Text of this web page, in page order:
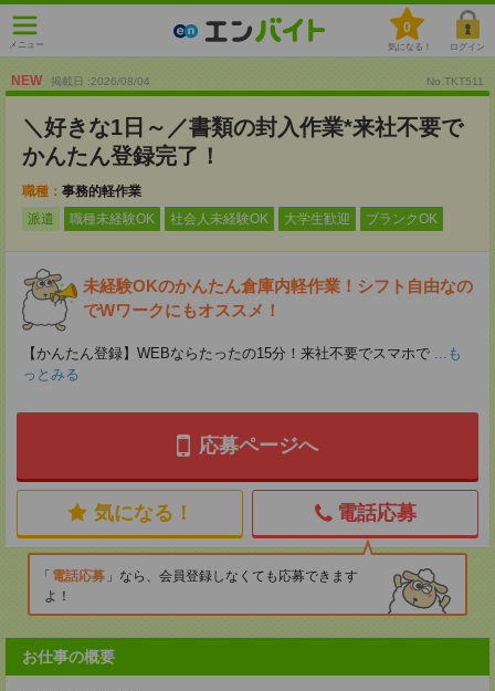
メニュー
0
気になる！ ログイン
NEW 掲載日 :2026/08/04 No.TKT511
＼好きな1日～／書類の封入作業*来社不要で
かんたん登録完了！
職種： 事務的軽作業
派遣
職種未経験OK 社会人未経験OK 大学生歓迎 ブランクOK
未経験OKのかんたん倉庫内軽作業！シフト自由なの
でWワークにもオススメ！
【かんたん登録】WEBならたったの15分！来社不要でスマホで ...も
っとみる
応募ページへ
気になる！ 電話応募
電話応募
なら、会員登録しなくても応募できます
よ！
お仕事の概要